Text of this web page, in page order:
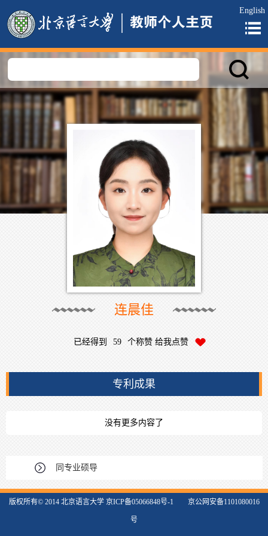
English
连晨佳
已经得到 59 个称赞 给我点赞
专利成果
没有更多内容了
同专业硕导
版权所有© 2014 北京语言大学 京ICP备05066848号-1 京公网安备1101080016
号